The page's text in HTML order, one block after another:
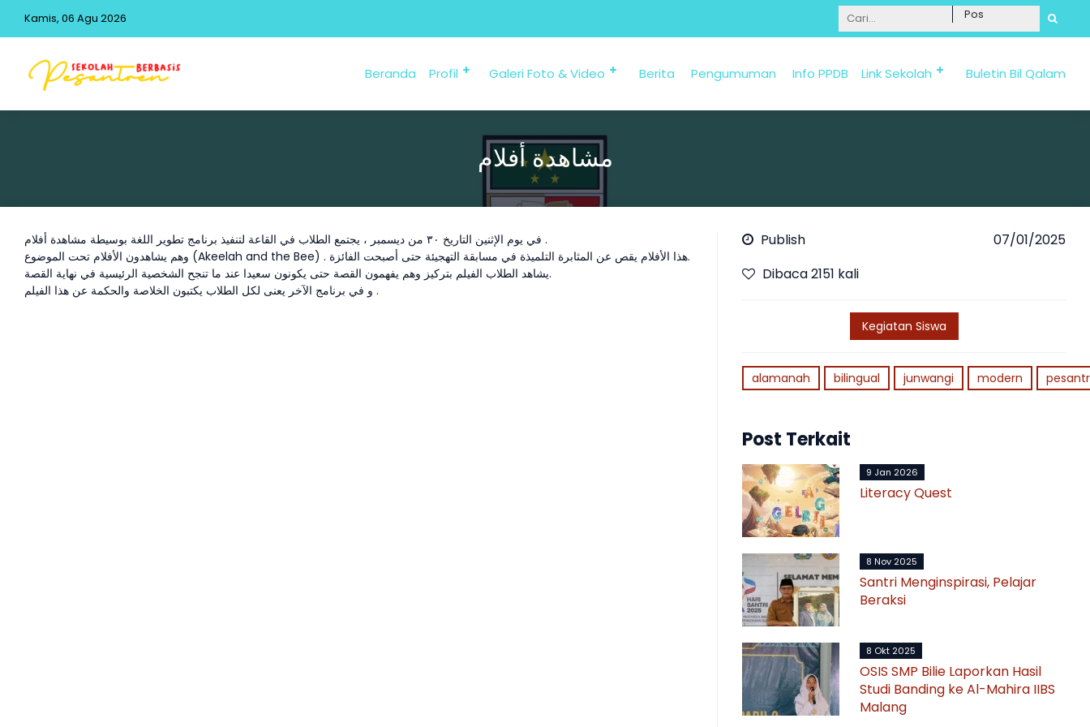
Kamis, 06 Agu 2026 Informasi Penerimaan Santri Baru 2025/2026
Beranda Profil Galeri Foto & Video Berita Pengumuman Info PPDB Link Sekolah Buletin Bil Qalam
مشاهدة أفلام
في يوم الإثنين التاريخ ٣٠ من ديسمبر ، يجتمع الطلاب في القاعة لتنفيذ برنامج تطوير اللغة بوسيطة مشاهدة أفلام .
وهم يشاهدون الأفلام تحت الموضوع (Akeelah and the Bee) . هذا الأفلام يقص عن المثابرة التلميذة في مسابقة التهجيئة حتى أصبحت الفائزة.
يشاهد الطلاب الفيلم بتركيز وهم يفهمون القصة حتى يكونون سعيدا عند ما تنجح الشخصية الرئيسية في نهاية القصة.
و في برنامج الآخر يعنى لكل الطلاب يكتبون الخلاصة والحكمة عن هذا الفيلم .
Publish
07/01/2025
Dibaca 2151 kali
Kegiatan Siswa
alamanah bilingual junwangi modern
Post Terkait
9 Jan 2026
Literacy Quest
8 Nov 2025
Santri Menginspirasi, Pelajar
Beraksi
8 Okt 2025
OSIS SMP Bilie Laporkan Hasil
Studi Banding ke Al-Mahira IIBS
Malang